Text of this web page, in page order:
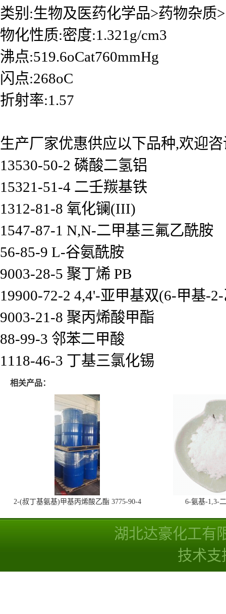
类别:生物及医药化学品>药物杂质>
物化性质:密度:1.321g/cm3
沸点:519.6oCat760mmHg
闪点:268oC
折射率:1.57
生产厂家优惠供应以下品种,欢迎
13530-50-2 磷酸二氢铝
15321-51-4 二壬羰基铁
1312-81-8 氧化镧(III)
1547-87-1 N,N-二甲基三氟乙酰胺
56-85-9 L-谷氨酰胺
9003-28-5 聚丁烯 PB
19900-72-2 4,4'-亚甲基双(6-甲基-
9003-21-8 聚丙烯酸甲酯
88-99-3 邻苯二甲酸
1118-46-3 丁基三氯化锡
相关产品：
2-(叔丁基氨基)甲基丙烯酸乙酯 3775-90-4 6-氨基-1,3-
湖北达豪化工有
技术